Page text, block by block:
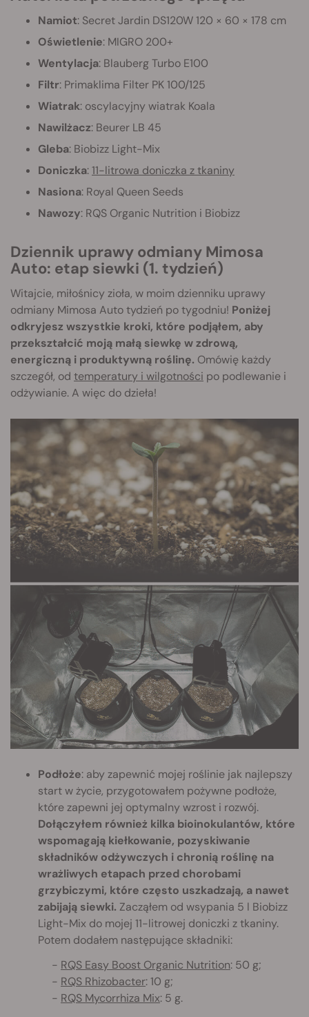
Namiot: Secret Jardin DS120W 120 × 60 × 178 cm
Oświetlenie: MIGRO 200+
Wentylacja: Blauberg Turbo E100
Filtr: Primaklima Filter PK 100/125
Wiatrak: oscylacyjny wiatrak Koala
Nawilżacz: Beurer LB 45
Gleba: Biobizz Light-Mix
Doniczka:11-litrowa doniczka z tkaniny
Nasiona: Royal Queen Seeds
Nawozy: RQS Organic Nutrition i Biobizz
Dziennik uprawy odmiany Mimosa
Auto: etap siewki (1. tydzień)
Witajcie, miłośnicy zioła, w moim dzienniku uprawy
odmiany Mimosa Auto tydzień po tygodniu! Poniżej
odkryjesz wszystkie kroki, które podjąłem, aby
przekształcić moją małą siewkę w zdrową,
energiczną i produktywną roślinę. Omówię każdy
szczegół, od temperatury i wilgotności po podlewanie i
odżywianie. A więc do dzieła!
Podłoże: aby zapewnić mojej roślinie jak najlepszy
start w życie, przygotowałem pożywne podłoże,
które zapewni jej optymalny wzrost i rozwój.
Dołączyłem również kilka bioinokulantów, które
wspomagają kiełkowanie, pozyskiwanie
składników odżywczych i chronią roślinę na
wrażliwych etapach przed chorobami
grzybiczymi, które często uszkadzają, a nawet
zabijają siewki. Zacząłem od wsypania 5 l Biobizz
Light-Mix do mojej 11-litrowej doniczki z tkaniny.
Potem dodałem następujące składniki:
- RQS Easy Boost Organic Nutrition: 50 g;
- RQS Rhizobacter: 10 g;
- RQS Mycorrhiza Mix: 5 g.